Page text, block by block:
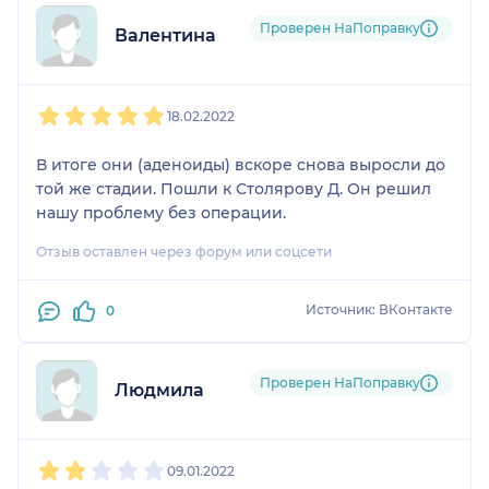
Валентина Проверен НаПоправку
18.02.2022
В итоге они (аденоиды) вскоре снова выросли до
той же стадии. Пошли к Столярову Д. Он решил
нашу проблему без операции.
Отзыв оставлен через форум или соцсети
0 Источник: ВКонтакте
Людмила Проверен НаПоправку
09.01.2022